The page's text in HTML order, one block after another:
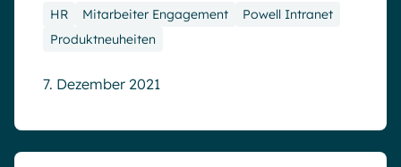
HR Mitarbeiter Engagement
Powell Intranet
Produktneuheiten
7. Dezember 2021